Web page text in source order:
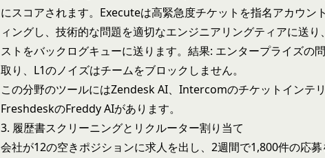
にスコアされます。Executeは高緊急度チケットを指名アカウン
ィングし、技術的な問題を適切なエンジニアリングティアに送
ストをバックログキューに送ります。結果: エンタープライズの
取り、L1のノイズはチームをブロックしません。
この分野のツールにはZendesk AI、Intercomのチケットインテリ
FreshdeskのFreddy AIがあります。
3. 履歴書スクリーニングとリクルーター割り当て
会社が12の空きポジションに求人を出し、2週間で1,800件の応